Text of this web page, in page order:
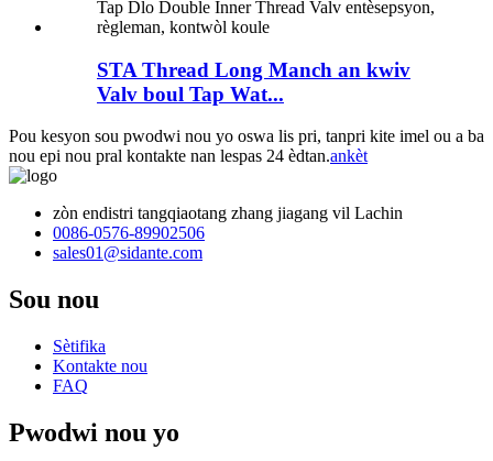
STA Thread Long Manch an kwiv
Valv boul Tap Wat...
Pou kesyon sou pwodwi nou yo oswa lis pri, tanpri kite imel ou a ba
nou epi nou pral kontakte nan lespas 24 èdtan.ankèt
zòn endistri tangqiaotang zhang jiagang vil Lachin
0086-0576-89902506
sales01@sidante.com
Sou nou
Sètifika
Kontakte nou
FAQ
Pwodwi nou yo